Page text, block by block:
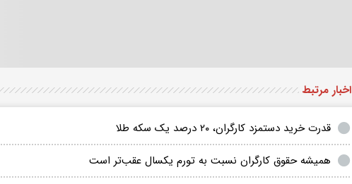
اخبار مرتبط
قدرت خرید دستمزد کارگران، ۲۰ درصد یک سکه طلا
همیشه حقوق کارگران نسبت به تورم یکسال عقب‌تر است